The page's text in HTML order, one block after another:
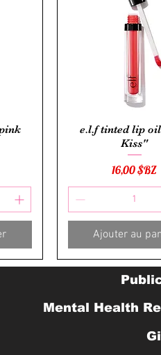
Aperçu rapide
e.l.f tinted lip
Kiss"
Prix
16,00 $BZ
Ajouter au
Mental Health